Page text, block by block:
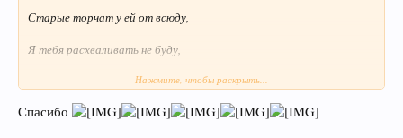
Старые торчат у ей от всюду,
Я тебя расхваливать не буду,
На все стороны Pamella расчудесна,
Ты наш образ, наш девиз и песня.
Нажмите, чтобы раскрыть...
Спасибо